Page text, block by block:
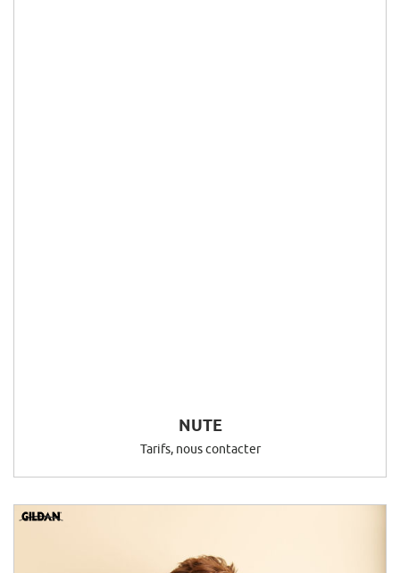
NUTE
Tarifs, nous contacter